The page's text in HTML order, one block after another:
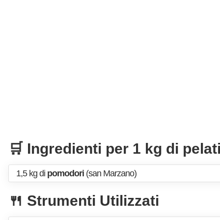
🛒 Ingredienti per 1 kg di
1,5 kg di pomodori (san Marzano)
🍴 Strumenti Utilizzati